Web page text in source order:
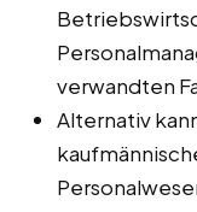
verwandten
Alternativ